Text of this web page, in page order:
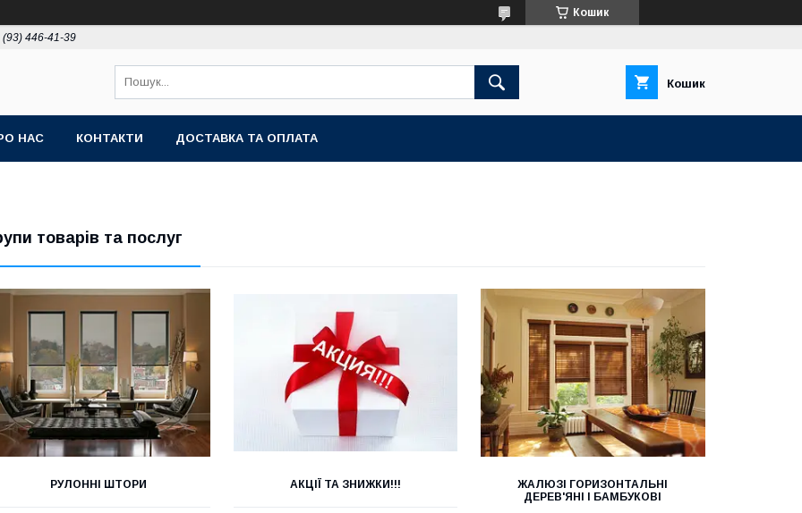
Кошик
(93) 446-41-39
Кошик
НАС КОНТАКТИ ДОСТАВКА ТА ОПЛАТА
товарів та послуг
РУЛОННІ ШТОРИ АКЦІЇ ТА ЗНИЖКИ!!!
ЖАЛЮЗІ ГОРИЗОНТАЛЬНІ
ДЕРЕВ'ЯНІ І БАМБУКОВІ